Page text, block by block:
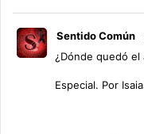
Sentido Común
¿Dónde quedó el
Especial. Por